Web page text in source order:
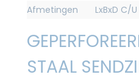
Afmetingen
LxBxD C/
STAAL